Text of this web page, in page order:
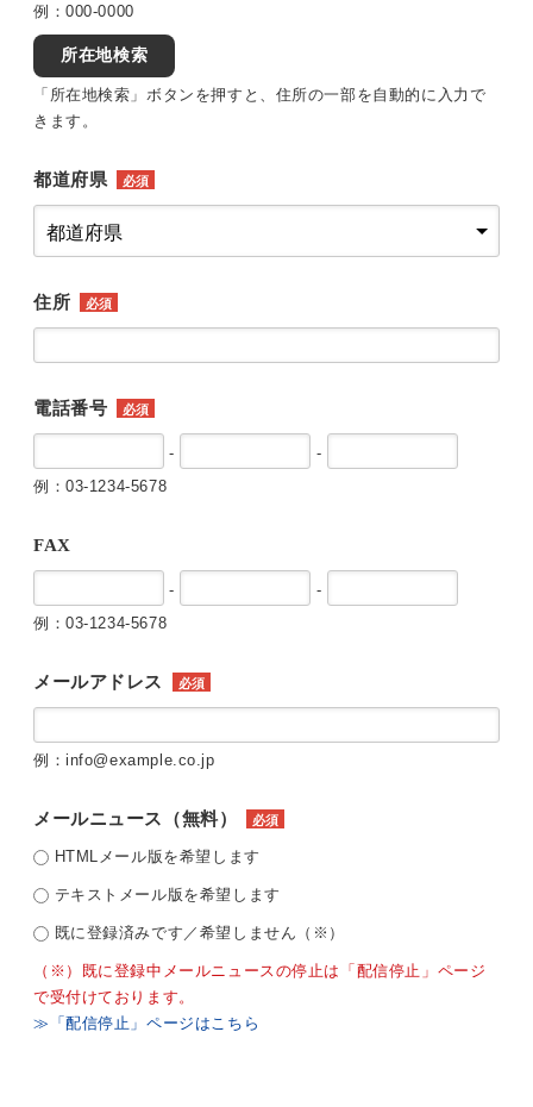
例：000-0000
所在地検索
「所在地検索」ボタンを押すと、住所の一部を自動的に入力で
きます。
都道府県 必須
住所 必須
電話番号 必須
-
-
例：03-1234-5678
FAX
-
-
例：03-1234-5678
メールアドレス 必須
例：info@example.co.jp
メールニュース（無料） 必須
HTMLメール版を希望します
テキストメール版を希望します
既に登録済みです／希望しません（※）
（※）既に登録中メールニュースの停止は「配信停止」ページ
で受付けております。
≫「配信停止」ページはこちら